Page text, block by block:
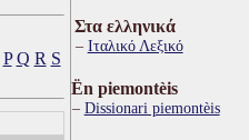
P Q R S
Στα ελληνικά
Ιταλικό Λεξικό
Ën piemontèis
Dissionari piemontèis